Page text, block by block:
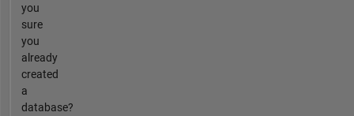
you
sure
you
already
created
a
database?